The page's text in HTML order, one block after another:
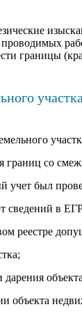
границы
границ со
учет был
сведений в
реестре
объекта